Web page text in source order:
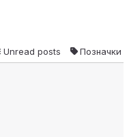
Unread posts Позначки